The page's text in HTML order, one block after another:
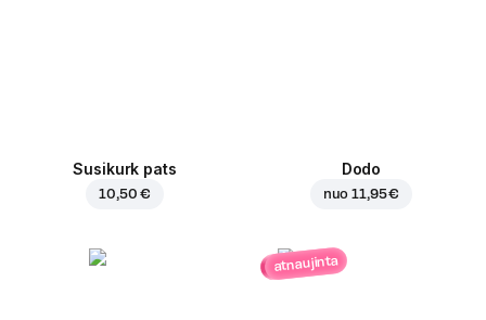
Susikurk pats
10,50 €
Dodo
nuo11,95 €
atnaujinta